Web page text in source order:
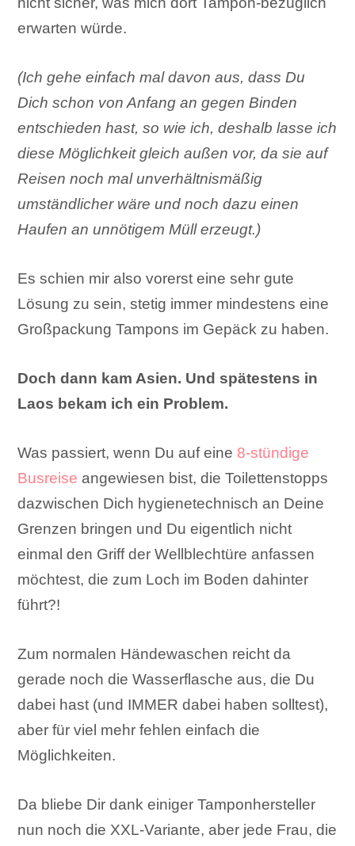
erwarten würde.
(Ich gehe einfach mal davon aus, dass Du
Dich schon von Anfang an gegen Binden
entschieden hast, so wie ich, deshalb lasse ich
diese Möglichkeit gleich außen vor, da sie auf
Reisen noch mal unverhältnismäßig
umständlicher wäre und noch dazu einen
Haufen an unnötigem Müll erzeugt.)
Es schien mir also vorerst eine sehr gute
Lösung zu sein, stetig immer mindestens eine
Großpackung Tampons im Gepäck zu haben.
Doch dann kam Asien. Und spätestens in
Laos bekam ich ein Problem.
Was passiert, wenn Du auf eine 8-stündige
Busreise angewiesen bist, die Toilettenstopps
dazwischen Dich hygienetechnisch an Deine
Grenzen bringen und Du eigentlich nicht
einmal den Griff der Wellblechtüre anfassen
möchtest, die zum Loch im Boden dahinter
führt?!
Zum normalen Händewaschen reicht da
gerade noch die Wasserflasche aus, die Du
dabei hast (und IMMER dabei haben solltest),
aber für viel mehr fehlen einfach die
Möglichkeiten.
Da bliebe Dir dank einiger Tamponhersteller
nun noch die XXL-Variante, aber jede Frau, die